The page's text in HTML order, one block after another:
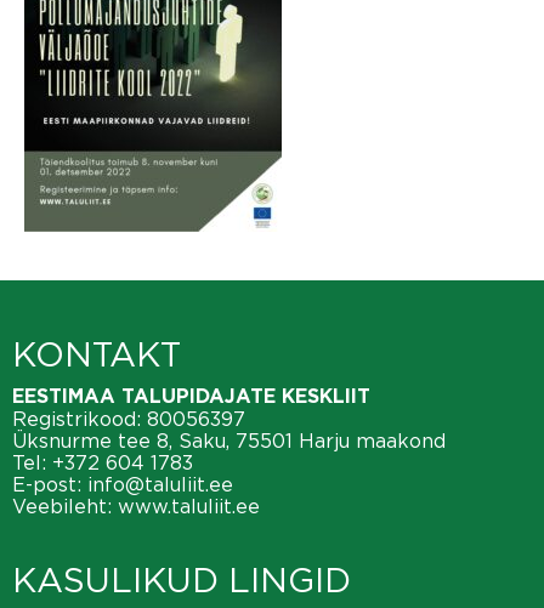
KONTAKT
EESTIMAA TALUPIDAJATE KESKLIIT
Registrikood: 80056397
Üksnurme tee 8, Saku, 75501 Harju maakond
Tel: +372 604 1783
E-post: info@taluliit.ee
Veebileht: www.taluliit.ee
KASULIKUD LINGID